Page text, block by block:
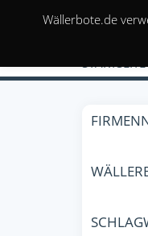
STARTSEITE
Wällerbote.de